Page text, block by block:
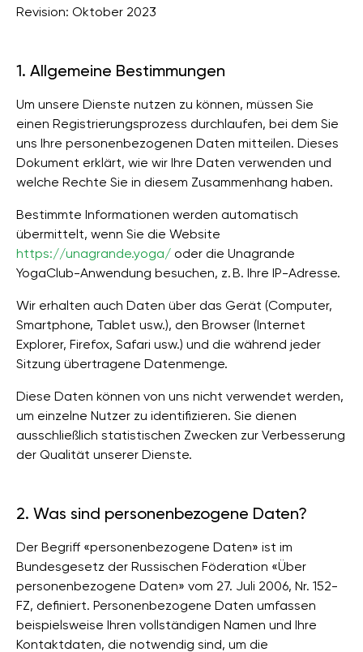
Revision: Oktober 2023
1. Allgemeine Bestimmungen
Um unsere Dienste nutzen zu können, müssen Sie
einen Registrierungsprozess durchlaufen, bei dem Sie
uns Ihre personenbezogenen Daten mitteilen. Dieses
Dokument erklärt, wie wir Ihre Daten verwenden und
welche Rechte Sie in diesem Zusammenhang haben.
Bestimmte Informationen werden automatisch
übermittelt, wenn Sie die Website
https://unagrande.yoga/ oder die Unagrande
YogaClub-Anwendung besuchen, z. B. Ihre IP-Adresse.
Wir erhalten auch Daten über das Gerät (Computer,
Smartphone, Tablet usw.), den Browser (Internet
Explorer, Firefox, Safari usw.) und die während jeder
Sitzung übertragene Datenmenge.
Diese Daten können von uns nicht verwendet werden,
um einzelne Nutzer zu identifizieren. Sie dienen
ausschließlich statistischen Zwecken zur Verbesserung
der Qualität unserer Dienste.
2. Was sind personenbezogene Daten?
Der Begriff «personenbezogene Daten» ist im
Bundesgesetz der Russischen Föderation «Über
personenbezogene Daten» vom 27. Juli 2006, Nr. 152-
FZ, definiert. Personenbezogene Daten umfassen
beispielsweise Ihren vollständigen Namen und Ihre
Kontaktdaten, die notwendig sind, um die